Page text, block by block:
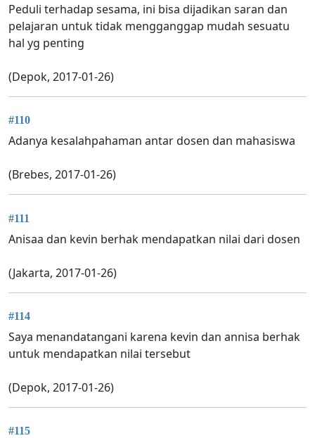
Peduli terhadap sesama, ini bisa dijadikan saran dan
pelajaran untuk tidak mengganggap mudah sesuatu
hal yg penting
(Depok, 2017-01-26)
#110
Adanya kesalahpahaman antar dosen dan mahasiswa
(Brebes, 2017-01-26)
#111
Anisaa dan kevin berhak mendapatkan nilai dari dosen
(Jakarta, 2017-01-26)
#114
Saya menandatangani karena kevin dan annisa berhak
untuk mendapatkan nilai tersebut
(Depok, 2017-01-26)
#115